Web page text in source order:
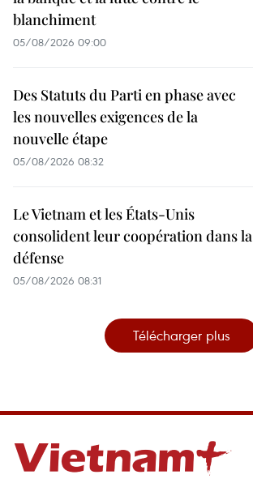
blanchiment
05/08/2026 09:00
Des Statuts du Parti en phase avec
les nouvelles exigences de la
nouvelle étape
05/08/2026 08:32
Le Vietnam et les États-Unis
consolident leur coopération dans la
défense
05/08/2026 08:31
Télécharger plus